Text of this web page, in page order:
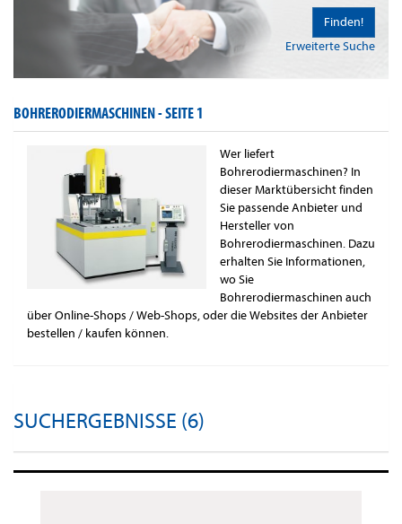
Erweiterte Suche
Finden!
BOHRERODIERMASCHINEN -SEITE 1
Wer liefert
Bohrerodiermaschinen? In
dieser Marktübersicht finden
Sie passende Anbieter und
Hersteller von
Bohrerodiermaschinen. Dazu
erhalten Sie Informationen,
wo Sie
Bohrerodiermaschinen auch
über Online-Shops / Web-Shops, oder die Websites der Anbieter
bestellen / kaufen können.
SUCHERGEBNISSE (6)